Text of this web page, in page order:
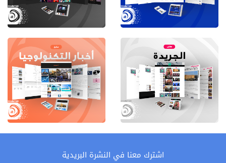
اشترك معنا في النشرة البريدية